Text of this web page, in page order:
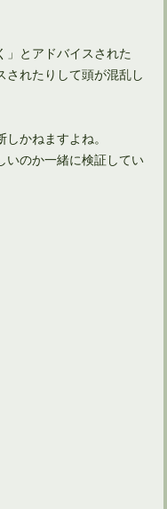
」とアドバイスされた
されたりして頭が混乱し
かねますよね。
いのか一緒に検証してい